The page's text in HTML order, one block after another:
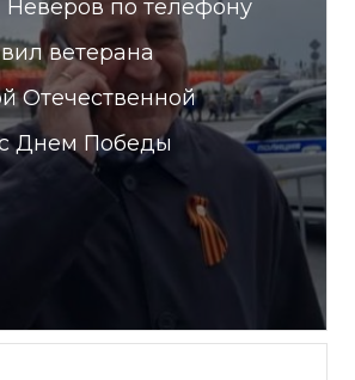
Неверов по телефону
ветерана
Отечественной
Днем Победы